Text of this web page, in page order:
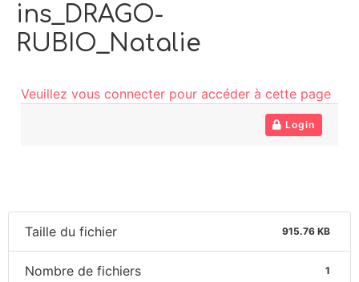
ins_DRAGO-
RUBIO_Natalie
Veuillez vous connecter pour accéder à cette page
Login
Taille du fichier 915.76 KB
Nombre de fichiers 1